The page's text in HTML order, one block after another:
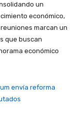
un
económico,
marcan un
que buscan
económico
envía reforma